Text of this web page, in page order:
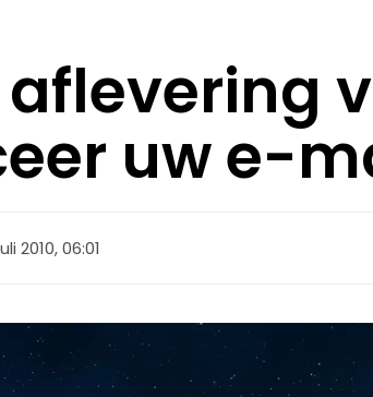
uw e-
2010, 06:01